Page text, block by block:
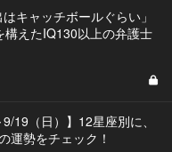
はキャッチボールぐらい」
構えたIQ130以上の弁護士
9/19（日）】12星座別に、
運勢をチェック！